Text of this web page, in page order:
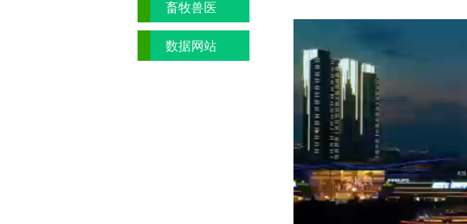
畜牧兽医
数据网站